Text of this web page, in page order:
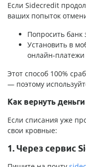
Если Sidecredit
ваших попыток
Попросить банк
Установить в
онлайн-
Этот способ 100%
— поэтому
Как вернуть деньги
Если списания уже
свои кровные:
1. Через сервис